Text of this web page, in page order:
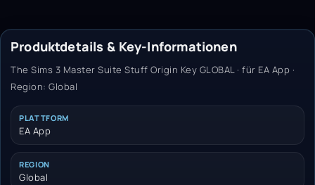
Produktdetails & Key-Informationen
The Sims 3 Master Suite Stuff Origin Key GLOBAL · für EA App ·
Region: Global
PLATTFORM
EA App
REGION
Global